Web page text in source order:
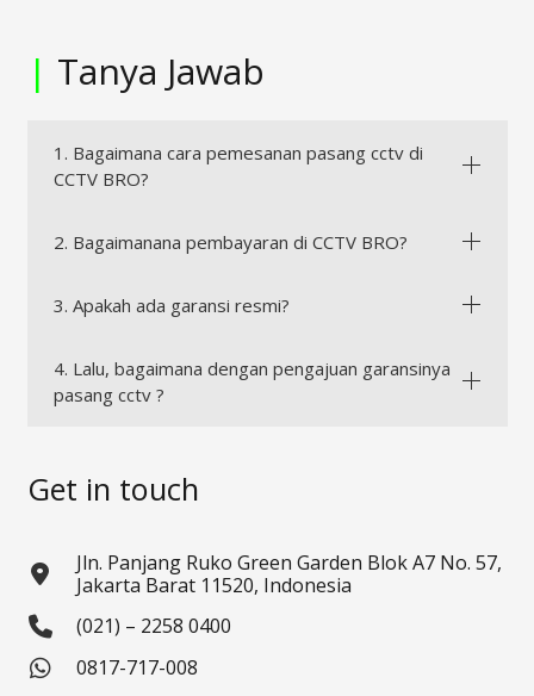
| Tanya Jawab
1. Bagaimana cara pemesanan pasang cctv di
CCTV BRO?
2. Bagaimanana pembayaran di CCTV BRO?
3. Apakah ada garansi resmi?
4. Lalu, bagaimana dengan pengajuan garansinya
pasang cctv ?
Get in touch
Jln. Panjang Ruko Green Garden Blok A7 No. 57,
Jakarta Barat 11520, Indonesia
(021) – 2258 0400
0817-717-008